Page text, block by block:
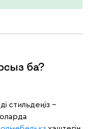
ба?
стильдеңіз –